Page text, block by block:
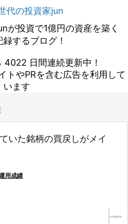
代の投資家jun
が投資で1億円の資産を築く
録するブログ！
日間連続更新中！
トやPRを含む広告を利用して
います
いた銘柄の買戻しがメイ
用成績